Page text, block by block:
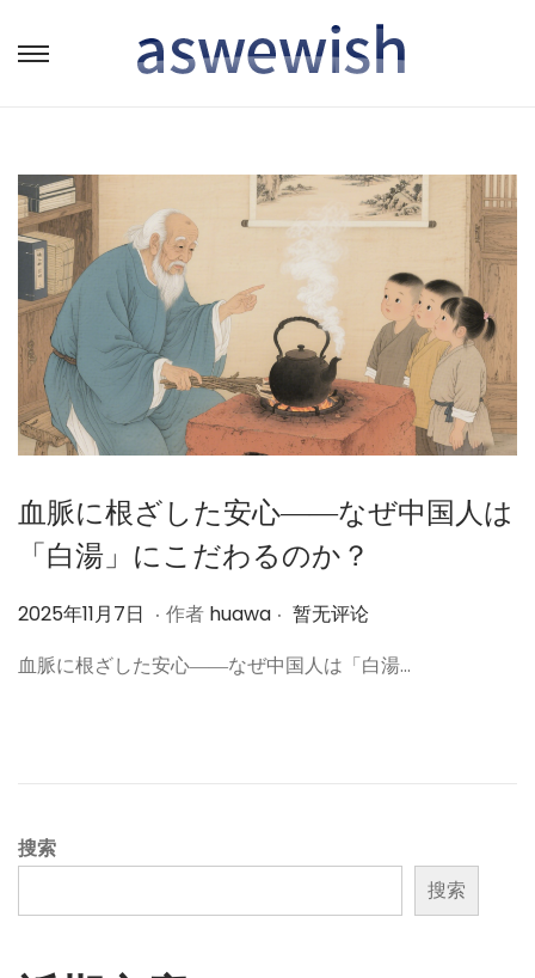
转
航
跳
容
血脈に根ざした安心――なぜ中国人は
「白湯」にこだわるのか？
作
2025年11月7日 2
2
日
. 作者 huawa . 暂无评论
血脈に根ざした安心――なぜ中国人は「白湯…
搜索
搜索